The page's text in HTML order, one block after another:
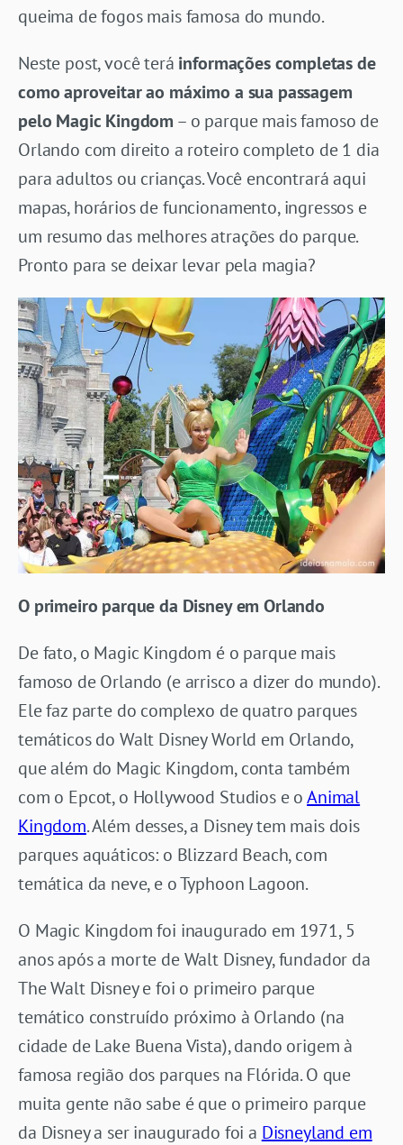
queima de fogos mais famosa do mundo.
Neste post, você terá informações completas de
como aproveitar ao máximo a sua passagem
pelo Magic Kingdom – o parque mais famoso de
Orlando com direito a roteiro completo de 1 dia
para adultos ou crianças. Você encontrará aqui
mapas, horários de funcionamento, ingressos e
um resumo das melhores atrações do parque.
Pronto para se deixar levar pela magia?
O primeiro parque da Disney em Orlando
De fato, o Magic Kingdom é o parque mais
famoso de Orlando (e arrisco a dizer do mundo).
Ele faz parte do complexo de quatro parques
temáticos do Walt Disney World em Orlando,
que além do Magic Kingdom, conta também
com o Epcot, o Hollywood Studios e oAnimal
Kingdom. Além desses, a Disney tem mais dois
parques aquáticos: o Blizzard Beach, com
temática da neve, e o Typhoon Lagoon.
O Magic Kingdom foi inaugurado em 1971, 5
anos após a morte de Walt Disney, fundador da
The Walt Disney e foi o primeiro parque
temático construído próximo à Orlando (na
cidade de Lake Buena Vista), dando origem à
famosa região dos parques na Flórida. O que
muita gente não sabe é que o primeiro parque
da Disney a ser inaugurado foi a Disneyland em